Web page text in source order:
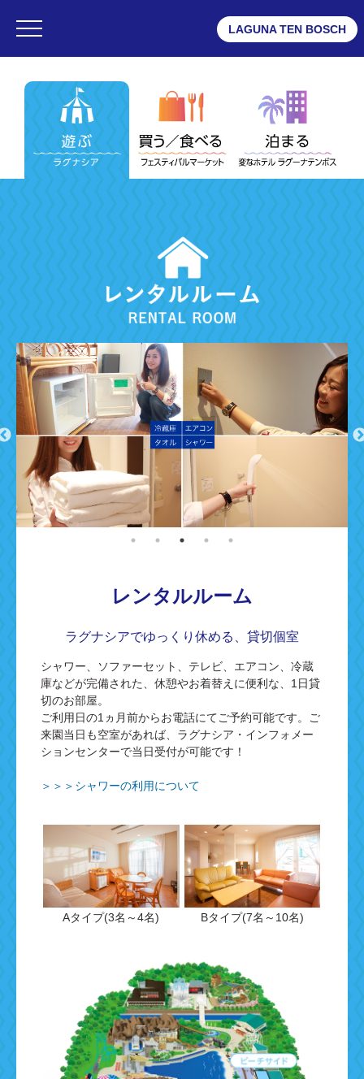
・フェスティバルマーケット
・変なホテル ラグーナテンボス
ラグナシア
・アトラクション
・エンターテイメントショー
・ショップ
・プール
・ゲストサービス
・レンタルルーム
・よくある質問
・デジタルマップ
・団体予約
LAGUNA TEN BOSCH
レンタルルーム
ラグナシアでゆっくり休める、貸切個室
シャワー、ソファーセット、テレビ、エアコン、冷蔵
庫などが完備された、休憩やお着替えに便利な、1日貸
切のお部屋。
ご利用日の1ヵ月前からお電話にてご予約可能です。ご
来園当日も空室があれば、ラグナシア・インフォメー
ションセンターで当日受付が可能です！
＞＞＞シャワーの利用について
Aタイプ(3名～4名) Bタイプ(7名～10名)